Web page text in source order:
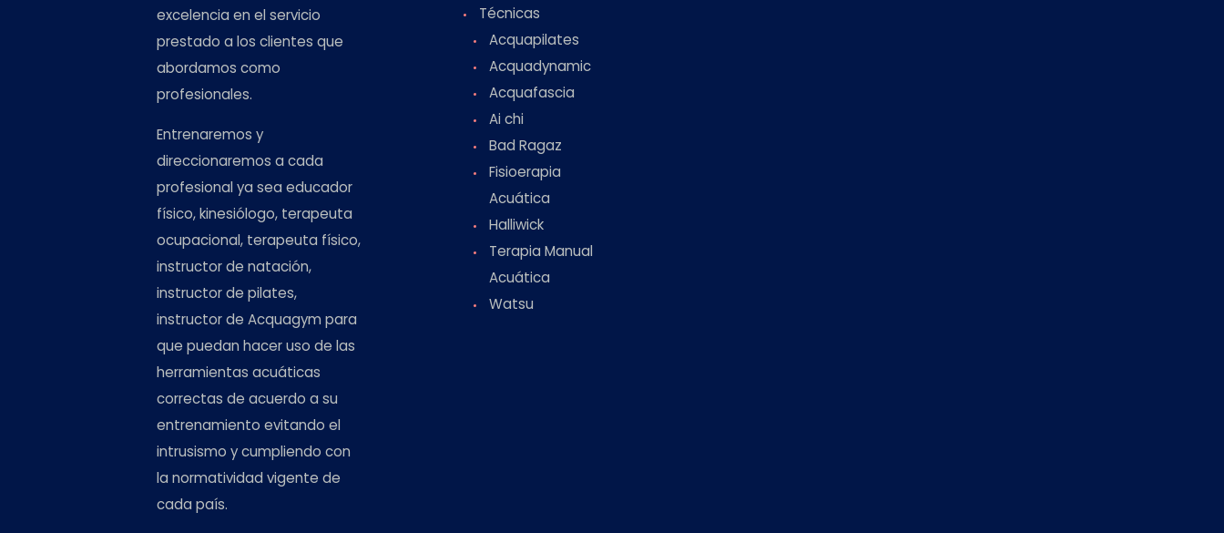
excelencia en el servicio
prestado a los clientes que
abordamos como
profesionales.
Entrenaremos y
direccionaremos a cada
profesional ya sea educador
físico, kinesiólogo, terapeuta
ocupacional, terapeuta físico,
instructor de natación,
instructor de pilates,
instructor de Acquagym para
que puedan hacer uso de las
herramientas acuáticas
correctas de acuerdo a su
entrenamiento evitando el
intrusismo y cumpliendo con
la normatividad vigente de
cada país.
Técnicas
Acquapilates
Acquadynamic
Acquafascia
Ai chi
Bad Ragaz
Fisioerapia
Acuática
Halliwick
Terapia Manual
Acuática
Watsu